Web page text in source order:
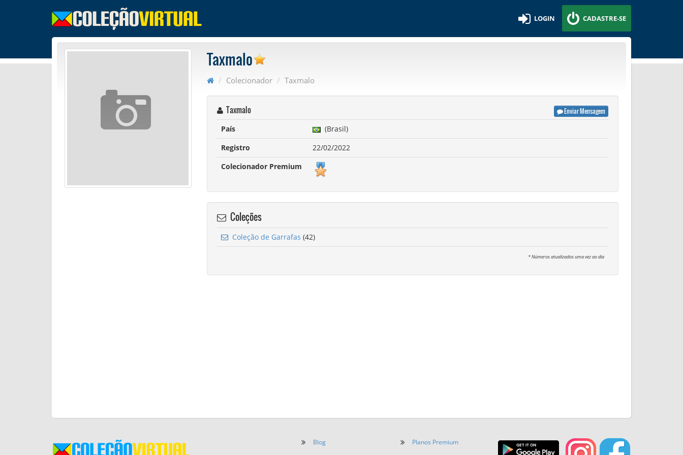
LOGIN CADASTRE-SE
Taxmalo
Colecionador Taxmalo
Taxmalo Enviar Mensagem
País
(Brasil)
Registro
22/02/2022
Colecionador Premium
Coleções
Coleção de Garrafas (42)
* Números atualizados uma vez ao dia
Blog
Planos Premium